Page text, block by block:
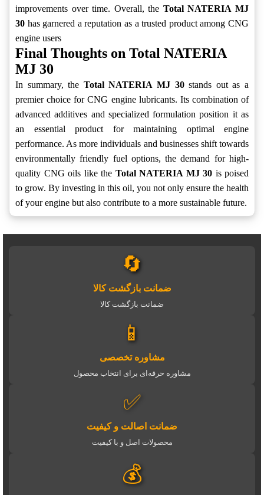
improvements over time. Overall, the Total NATERIA MJ
30 has garnered a reputation as a trusted product among CNG
engine users
Final Thoughts on Total NATERIA
MJ 30
In summary, the Total NATERIA MJ 30stands out as a
premier choice for CNG engine lubricants. Its combination of
advanced additives and specialized formulation position it as
an essential product for maintaining optimal engine
performance. As more individuals and businesses shift towards
environmentally friendly fuel options, the demand for high-
quality CNG oils like the Total NATERIA MJ 30 is poised
to grow. By investing in this oil, you not only ensure the health
of your engine but also contribute to a more sustainable future.
🔄
ضمانت بازگشت کالا
ضمانت بازگشت کالا
📱
مشاوره تخصصی
مشاوره حرفه‌ای برای انتخاب محصول
✅
ضمانت اصالت و کیفیت
محصولات اصل و با کیفیت
💰